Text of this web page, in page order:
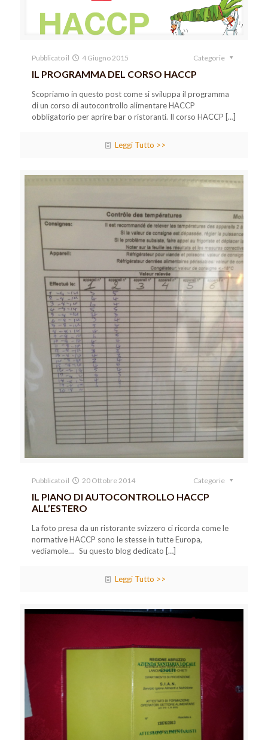
Pubblicato il 4 Giugno 2015 Categorie
IL PROGRAMMA DEL CORSO HACCP
Scopriamo in questo post come si sviluppa il programma
di un corso di autocontrollo alimentare HACCP
obbligatorio per aprire bar o ristoranti. Il corso HACCP […]
Leggi Tutto >>
Pubblicato il 20 Ottobre 2014 Categorie
IL PIANO DI AUTOCONTROLLO HACCP
ALL’ESTERO
La foto presa da un ristorante svizzero ci ricorda come le
normative HACCP sono le stesse in tutte Europa,
vediamole… Su questo blog dedicato […]
Leggi Tutto >>